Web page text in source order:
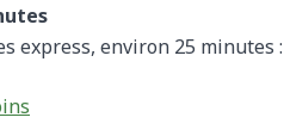
express, environ 25 minutes :